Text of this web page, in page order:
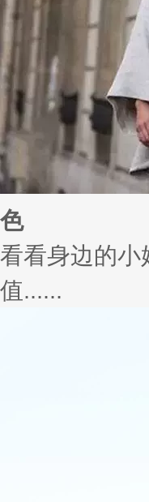
帆布鞋品类日
冒着嫩芽的鲜
Ch......